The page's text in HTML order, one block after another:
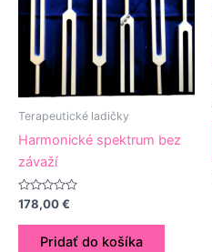
Terapeutické ladičky
Harmonické spektrum bez
závaží
Hodnotenie
0
z
178,00€
Pridať do košíka